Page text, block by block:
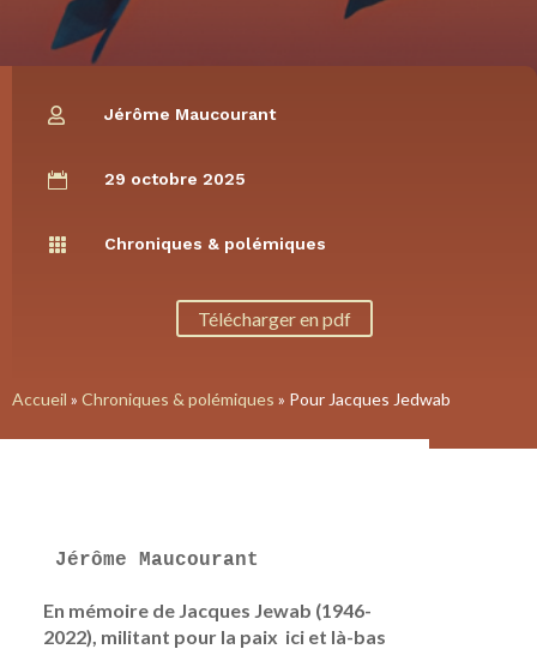
Accueil » Chroniques & polémiques » Pour Jacques Jedwab
 Jérôme Maucourant
 29 octobre 2025
 Chroniques & polémiques
Télécharger en pdf
Jérôme Maucourant
En mémoire de Jacques Jewab (1946-
2022), militant pour la paix ici et là-bas